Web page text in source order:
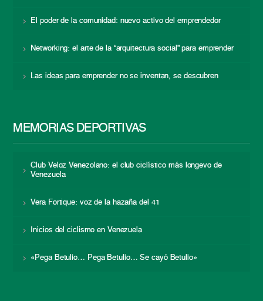
El poder de la comunidad: nuevo activo del emprendedor
Networking: el arte de la “arquitectura social” para emprender
Las ideas para emprender no se inventan, se descubren
MEMORIAS DEPORTIVAS
Club Veloz Venezolano: el club ciclístico más longevo de
Venezuela
Vera Fortique: voz de la hazaña del 41
Inicios del ciclismo en Venezuela
«Pega Betulio… Pega Betulio… Se cayó Betulio»